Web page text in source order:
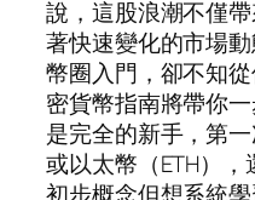
說，這股浪潮不僅
著快速變化的市場
幣圈入門，卻不知
密貨幣指南將帶你
是完全的新手，第一
或以太幣（ETH）